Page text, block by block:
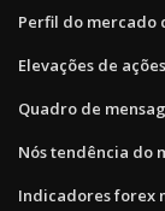
Perfil do mercado
Elevações de
Quadro de
Nós tendência do
Indicadores forex